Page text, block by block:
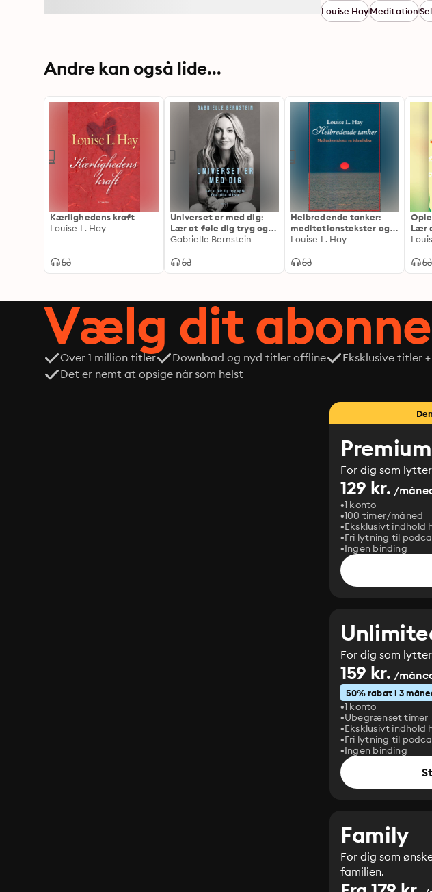
Louise HayMeditation
Andre kan også lide...
Kærlighedens kraft
Louise L. Hay
Universet er med dig:
Lær at føle dig tryg og
få fuld tillid til livet
Gabrielle Bernstein
Helbredende tanker:
meditationstekster og
bekræftelser
Louise L. Hay
Lær
Vælg dit
Over 1 million titler Download og nyd titler offline Eksklusive titler
Det er nemt at opsige når som helst
Premium
For dig som
129 kr. /
1 konto
100 timer/måned
Eksklusivt indhold
Fri lytning til
Ingen binding
For dig som
159 kr. /
50% rabat i 3
1 konto
Ubegrænset timer
Eksklusivt indhold
Fri lytning til
Ingen binding
Family
For dig som
familien.